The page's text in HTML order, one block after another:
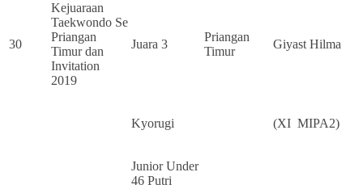
30
Kejuaraan
Taekwondo Se
Priangan
Timur dan
Invitation
2019
Juara 3
Priangan
Timur
Giyast Hilma
Kyorugi (XI MIPA2)
Junior Under
46 Putri